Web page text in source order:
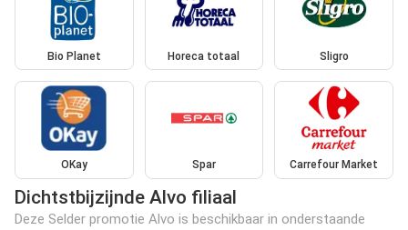
Bio Planet Horeca totaal Sligro
OKay Spar Carrefour Market
Dichtstbijzijnde Alvo filiaal
Deze Selder promotie Alvo is beschikbaar in onderstaande